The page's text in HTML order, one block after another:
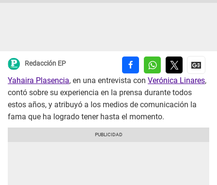
Redacción EP
Yahaira Plasencia, en una entrevista con Verónica Linares,
contó sobre su experiencia en la prensa durante todos
estos años, y atribuyó a los medios de comunicación la
fama que ha logrado tener hasta el momento.